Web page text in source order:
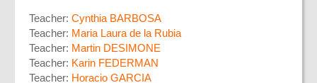
Teacher: Cynthia BARBOSA
Teacher: Maria Laura de la Rubia
Teacher: Martin DESIMONE
Teacher: Karin FEDERMAN
Teacher: Horacio GARCIA